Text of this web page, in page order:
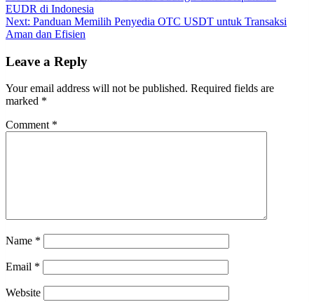
navigation
EUDR di Indonesia
Next: Panduan Memilih Penyedia OTC USDT untuk Transaksi
Aman dan Efisien
Leave a Reply
Your email address will not be published. Required fields are
marked *
Comment *
Name *
Email *
Website